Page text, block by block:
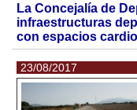
La Concejalía de
infraestructuras
con espacios
23/08/2017